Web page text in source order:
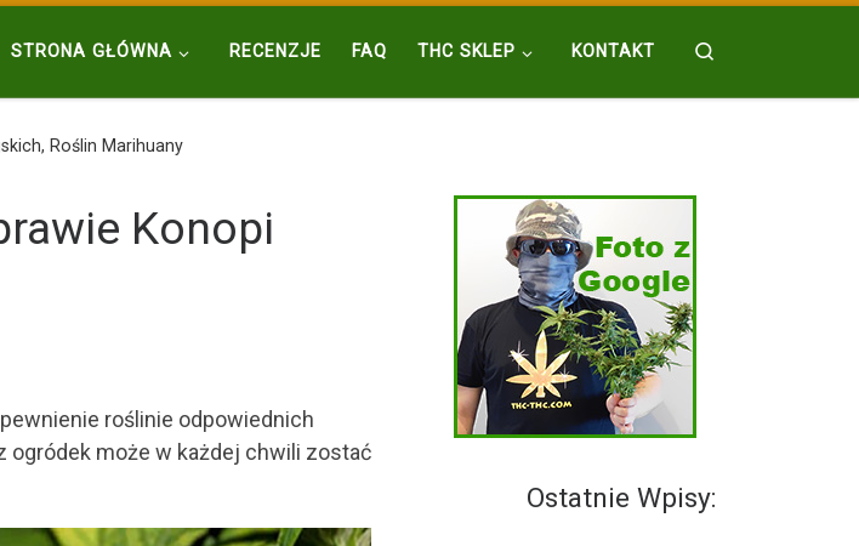
STRONA GŁÓWNA RECENZJE FAQ THC SKLEP KONTAKT
Roślin Marihuany
Konopi
roślinie odpowiednich
ogródek może w każdej chwili zostać
Ostatnie Wpisy: